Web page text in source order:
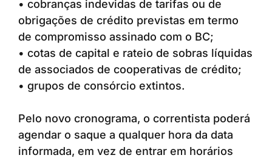
• cobranças indevidas de tarifas ou de
obrigações de crédito previstas em termo
de compromisso assinado com o BC;
• cotas de capital e rateio de sobras líquidas
de associados de cooperativas de crédito;
• grupos de consórcio extintos.
Pelo novo cronograma, o correntista poderá
agendar o saque a qualquer hora da data
informada, em vez de entrar em horários